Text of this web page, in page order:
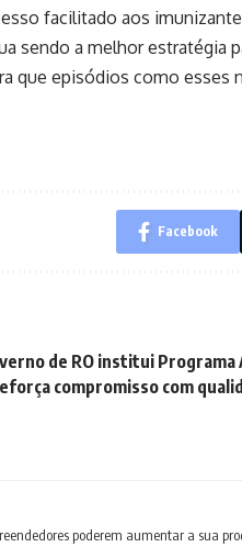
facilitado aos
sendo a melhor estratégia
que episódios como esses
Facebook
de RO institui Programa
compromisso com
poderem aumentar a sua